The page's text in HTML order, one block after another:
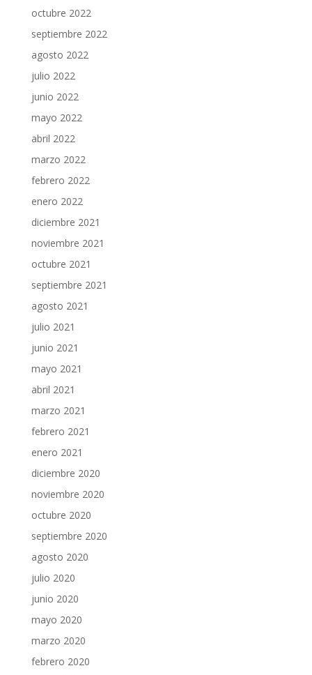
octubre 2022
septiembre 2022
agosto 2022
julio 2022
junio 2022
mayo 2022
abril 2022
marzo 2022
febrero 2022
enero 2022
diciembre 2021
noviembre 2021
octubre 2021
septiembre 2021
agosto 2021
julio 2021
junio 2021
mayo 2021
abril 2021
marzo 2021
febrero 2021
enero 2021
diciembre 2020
noviembre 2020
octubre 2020
septiembre 2020
agosto 2020
julio 2020
junio 2020
mayo 2020
marzo 2020
febrero 2020